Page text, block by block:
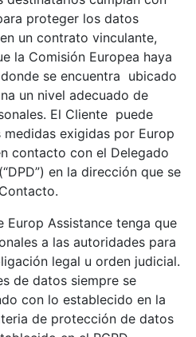
proteger los datos
un contrato vinculante,
la Comisión Europea haya
se encuentra ubicado
un nivel adecuado de
El Cliente puede
exigidas por Europ
contacto con el Delegado
en la dirección que se
Europ Assistance tenga que
a las autoridades para
legal u orden judicial.
de datos siempre se
con lo establecido en la
de protección de datos